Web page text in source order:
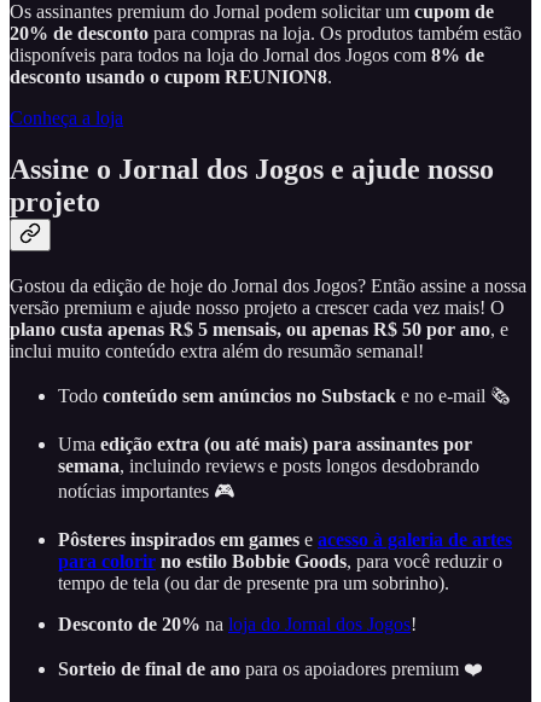
Os assinantes premium do Jornal podem solicitar um cupom de
20% de desconto para compras na loja. Os produtos também estão
disponíveis para todos na loja do Jornal dos Jogos com 8% de
desconto usando o cupom REUNION8.
Conheça a loja
Assine o Jornal dos Jogos e ajude nosso
projeto
Gostou da edição de hoje do Jornal dos Jogos? Então assine a nossa
versão premium e ajude nosso projeto a crescer cada vez mais! O
plano custa apenas R$ 5 mensais, ou apenas R$ 50 por ano, e
inclui muito conteúdo extra além do resumão semanal!
Todo conteúdo sem anúncios no Substack e no e-mail 🗞️
Uma edição extra (ou até mais) para assinantes por
semana, incluindo reviews e posts longos desdobrando
notícias importantes 🎮
Pôsteres inspirados em games e acesso à galeria de artes
para colorir no estilo Bobbie Goods, para você reduzir o
tempo de tela (ou dar de presente pra um sobrinho).
Desconto de 20% na loja do Jornal dos Jogos!
Sorteio de final de ano para os apoiadores premium ❤️